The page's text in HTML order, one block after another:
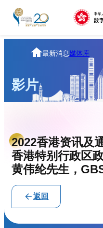
要
主
页
最新消息媒体库
影片
2022香港资讯及
香港特别行政区
黄伟纶先生，
返回